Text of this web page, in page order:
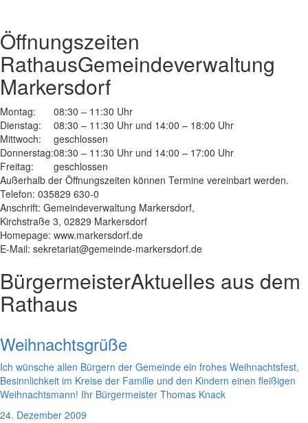
Öffnungszeiten
RathausGemeindeverwaltung
Markersdorf
Montag:
08:30 – 11:30 Uhr
Dienstag:
08:30 – 11:30 Uhr und 14:00 – 18:00 Uhr
Mittwoch:
geschlossen
Donnerstag:08:30 – 11:30 Uhr und 14:00 – 17:00 Uhr
Freitag:
geschlossen
Außerhalb der Öffnungszeiten können Termine vereinbart werden.
Telefon: 035829 630-0
Anschrift: Gemeindeverwaltung Markersdorf,
Kirchstraße 3, 02829 Markersdorf
Homepage: www.markersdorf.de
E-Mail: sekretariat@gemeinde-markersdorf.de
BürgermeisterAktuelles aus dem
Rathaus
Weihnachtsgrüße
Ich wünsche allen Bürgern der Gemeinde ein frohes Weihnachtsfest,
Besinnlichkeit im Kreise der Familie und den Kindern einen fleißigen
Weihnachtsmann! Ihr Bürgermeister Thomas Knack
24. Dezember 2009